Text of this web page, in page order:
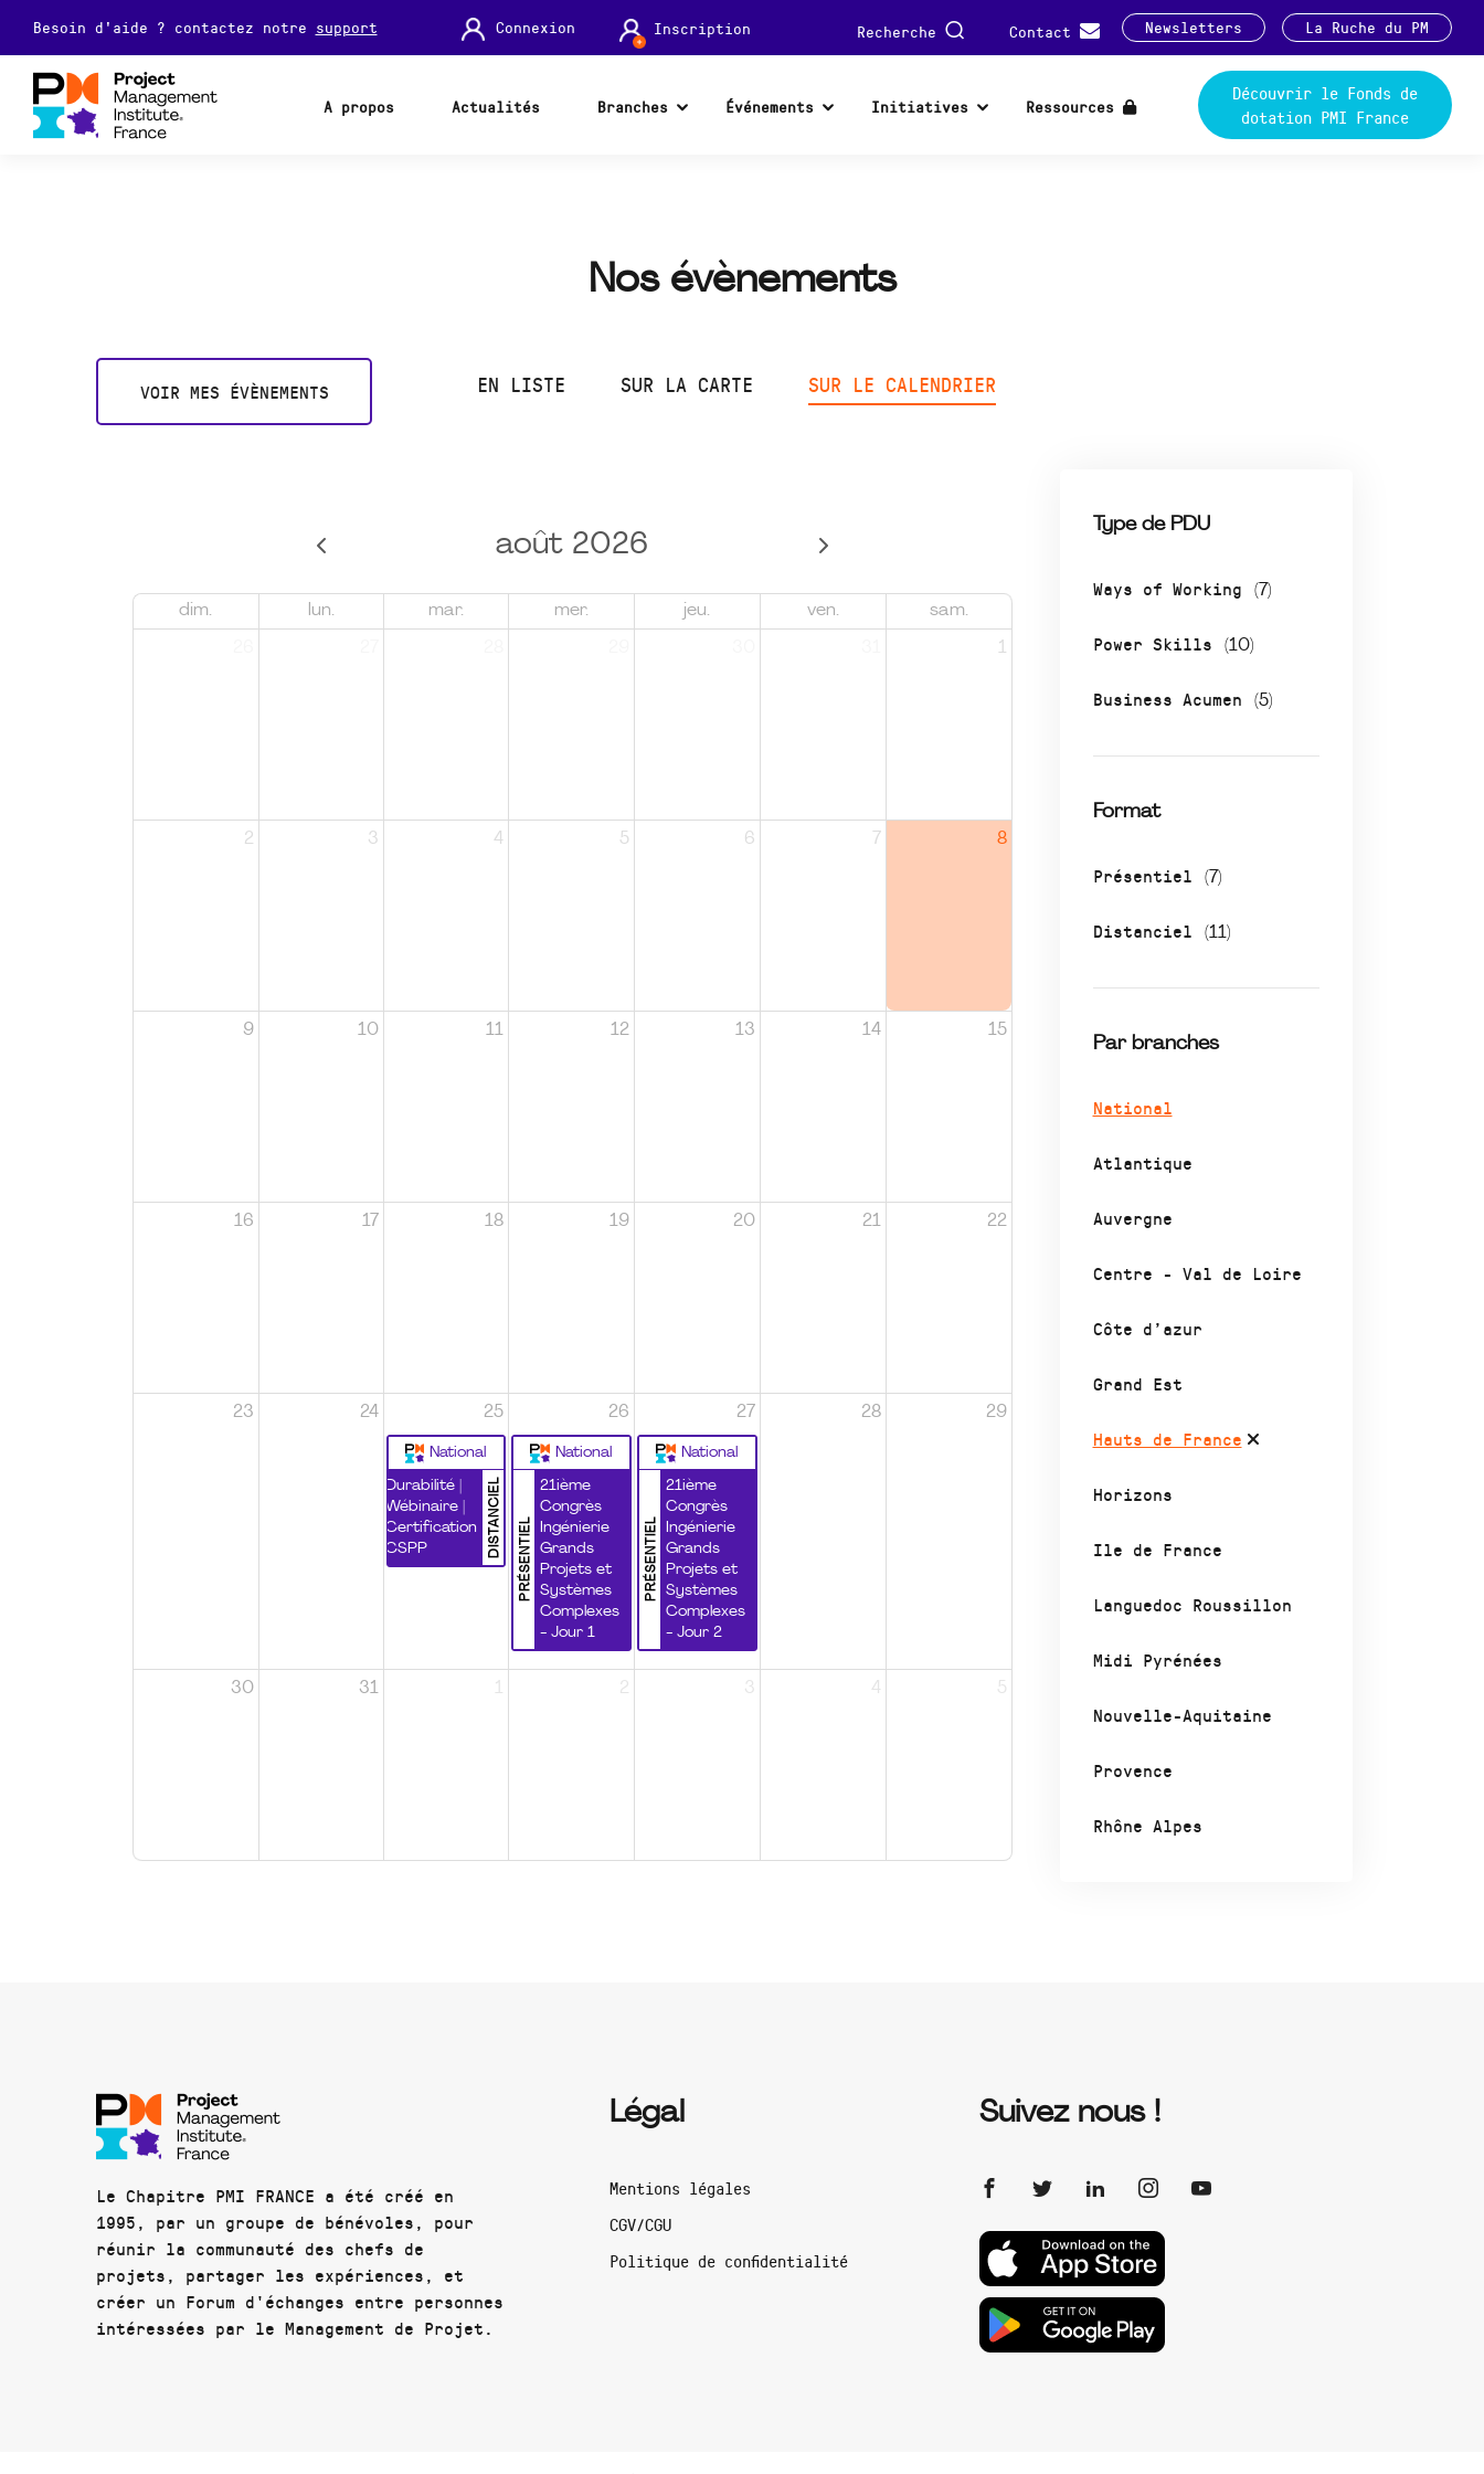
Besoin d'aide ? contactez notre support Connexion Inscription Recherche Contact Newsletters La Ruche du PM
A propos Actualités Branches Événements Initiatives Ressources
Découvrir le Fonds de
dotation PMI France
Nos évènements
VOIR MES ÉVÈNEMENTS EN LISTE SUR LA CARTE SUR LE CALENDRIER
Type de PDU
Ways of Working (7)
Power Skills (10)
Business Acumen (5)
Format
Présentiel (7)
Distanciel (11)
Par branches
National
Atlantique
Auvergne
Centre - Val de Loire
Côte d’azur
Grand Est
Hauts de France
Horizons
Ile de France
Languedoc Roussillon
Midi Pyrénées
Nouvelle-Aquitaine
Provence
Rhône Alpes
août 2026
dim. lun. mar. mer. jeu. ven. sam.
1
2 3 4 5 6 7 8
9 10 11 12 13 14 15
16 17 18 19 20 21 22
23 24 25
National
DISTANCIEL
Durabilité |
Wébinaire |
Certification
CSPP
26
National
PRÉSENTIEL
21ième
Congrès
Ingénierie
Grands
Projets et
Systèmes
Complexes
- Jour 1
27
National
PRÉSENTIEL
21ième
Congrès
Ingénierie
Grands
Projets et
Systèmes
Complexes
- Jour 2
28 29
30 31 1 2 3 4 5
Le Chapitre PMI FRANCE a été créé en
1995, par un groupe de bénévoles, pour
réunir la communauté des chefs de
projets, partager les expériences, et
créer un Forum d'échanges entre personnes
intéressées par le Management de Projet.
Légal
Mentions légales
CGV/CGU
Politique de confidentialité
Suivez nous !